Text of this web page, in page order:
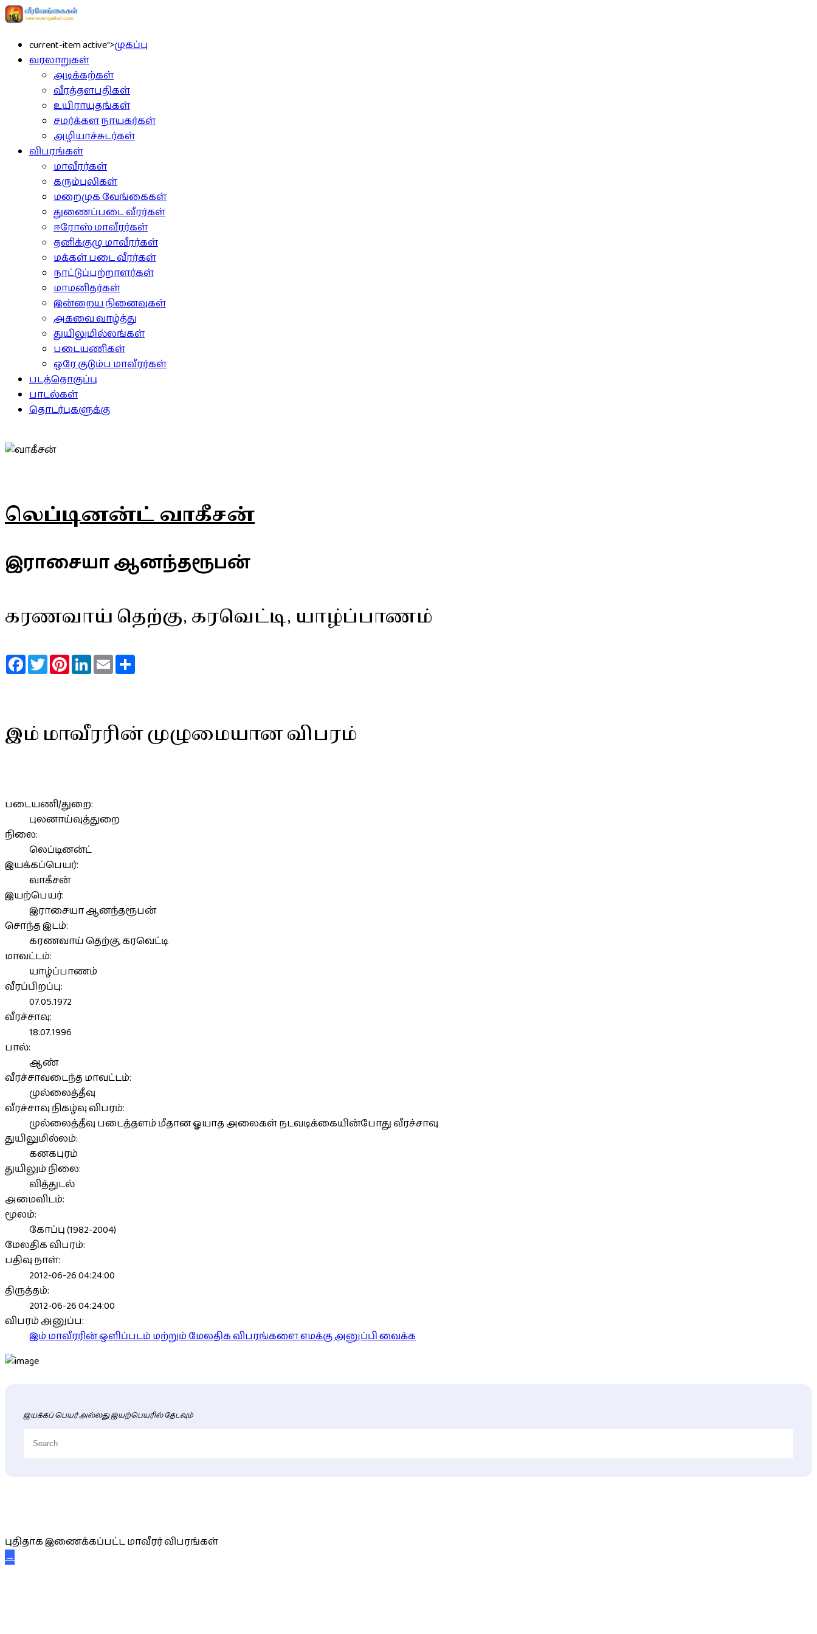
current-item active">முகப்பு
வரலாறுகள்
அடிக்கற்கள்
வீரத்தளபதிகள்
உயிராயுதங்கள்
சமர்க்கள நாயகர்கள்
அழியாச்சுடர்கள்
விபரங்கள்
மாவீரர்கள்
கரும்புலிகள்
மறைமுக வேங்கைகள்
துணைப்படை வீரர்கள்
ஈரோஸ் மாவீரர்கள்
தனிக்குழு மாவீரர்கள்
மக்கள் படை வீரர்கள்
நாட்டுப்பற்றாளர்கள்
மாமனிதர்கள்
இன்றைய நினைவுகள்
அகவை வாழ்த்து
துயிலுமில்லங்கள்
படையணிகள்
ஒரே குடும்ப மாவீரர்கள்
படத்தொகுப்பு
பாடல்கள்
தொடர்புகளுக்கு
லெப்டினன்ட் வாகீசன்
இராசையா ஆனந்தரூபன்
கரணவாய் தெற்கு, கரவெட்டி, யாழ்ப்பாணம்
FacebookTwitterPinterestLinkedInEmail
இம் மாவீரரின் முழுமையான விபரம்
படையணி/துறை:
புலனாய்வுத்துறை
நிலை:
லெப்டினன்ட்
இயக்கப்பெயர்:
வாகீசன்
இயற்பெயர்:
இராசையா ஆனந்தரூபன்
சொந்த இடம்:
கரணவாய் தெற்கு, கரவெட்டி
மாவட்டம்:
யாழ்ப்பாணம்
வீரப்பிறப்பு:
07.05.1972
வீரச்சாவு:
18.07.1996
பால்:
ஆண்
வீரச்சாவடைந்த மாவட்டம்:
முல்லைத்தீவு
வீரச்சாவு நிகழ்வு விபரம்:
முல்லைத்தீவு படைத்தளம் மீதான ஓயாத அலைகள் நடவடிக்கையின்போது வீரச்சாவு
துயிலுமில்லம்:
கனகபுரம்
துயிலும் நிலை:
வித்துடல்
அமைவிடம்:
மூலம்:
கோப்பு (1982-2004)
மேலதிக விபரம்:
பதிவு நாள்:
2012-06-26 04:24:00
திருத்தம்:
2012-06-26 04:24:00
விபரம் அனுப்ப:
இம் மாவீரரின் ஒளிப்படம் மற்றும் மேலதிக விபரங்களை எமக்கு அனுப்பி வைக்க
இயக்கப் பெயர் அல்லது இயற்பெயரில் தேடவும்
புதிதாக இணைக்கப்பட்ட மாவீரர் விபரங்கள்
→